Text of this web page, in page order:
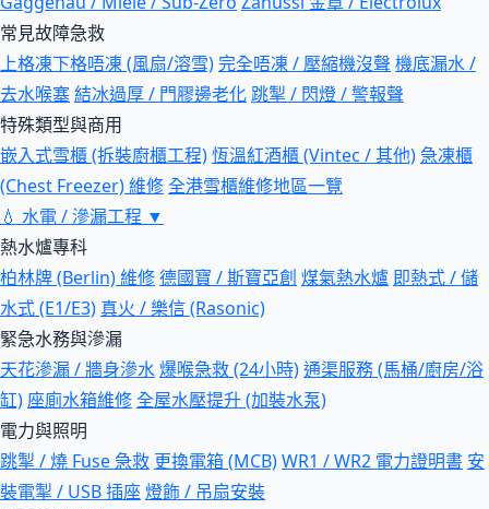
常見故障急救
上格凍下格唔凍 (風扇/溶雪)完全唔凍 / 壓縮機沒聲 機底漏水 /
去水喉塞結冰過厚 / 門膠邊老化跳掣 / 閃燈 / 警報聲
特殊類型與商用
嵌入式雪櫃 (拆裝廚櫃工程)恆溫紅酒櫃 (Vintec / 其他)急凍櫃
(Chest Freezer) 維修全港雪櫃維修地區一覽
💧 水電 / 滲漏工程 ▼
熱水爐專科
柏林牌 (Berlin) 維修德國寶 / 斯寶亞創 煤氣熱水爐 即熱式 / 儲
水式 (E1/E3) 真火 / 樂信 (Rasonic)
緊急水務與滲漏
天花滲漏 / 牆身滲水爆喉急救 (24小時)通渠服務 (馬桶/廚房/浴
缸) 座廁水箱維修全屋水壓提升 (加裝水泵)
電力與照明
跳掣 / 燒 Fuse 急救 更換電箱 (MCB)WR1 / WR2 電力證明書 安
裝電掣 / USB 插座燈飾 / 吊扇安裝